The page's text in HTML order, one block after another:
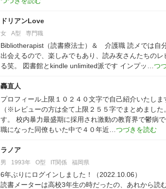
ドリアンLove
女 A型 専門職
Bibliotherapist（読書療法士）＆ 介護職 読メでは自
出会えるので、楽しみでもあり、読み友さんたちの
る笑。
図書館とkindle unlimited派です インプッ
轟直人
プロフィール上限１０２４０文字で自己紹介いたしま
（※レビューの方は全て上限２５５字でまとめました
す。
校内暴力最盛期に採用され激動の教育界で鬱病
職になった同僚もいた中で４０年近
ラノア
男 1993年 O型 IT関係 福岡県
6年ぶりにログインしました！（2022.10.06）
読書メーターは高校3年生の時だったの、あれから読